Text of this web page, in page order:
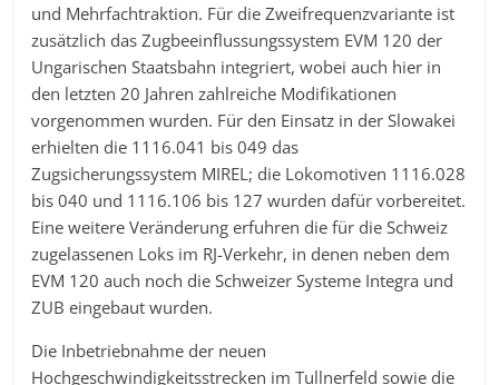
und Mehrfachtraktion. Für die Zweifrequenzvariante ist
zusätzlich das Zugbeeinflussungssystem EVM 120 der
Ungarischen Staatsbahn integriert, wobei auch hier in
den letzten 20 Jahren zahlreiche Modifikationen
vorgenommen wurden. Für den Einsatz in der Slowakei
erhielten die 1116.041 bis 049 das
Zugsicherungssystem MIREL; die Lokomotiven 1116.028
bis 040 und 1116.106 bis 127 wurden dafür vorbereitet.
Eine weitere Veränderung erfuhren die für die Schweiz
zugelassenen Loks im RJ-Verkehr, in denen neben dem
EVM 120 auch noch die Schweizer Systeme Integra und
ZUB eingebaut wurden.
Die Inbetriebnahme der neuen
Hochgeschwindigkeitsstrecken im Tullnerfeld sowie die